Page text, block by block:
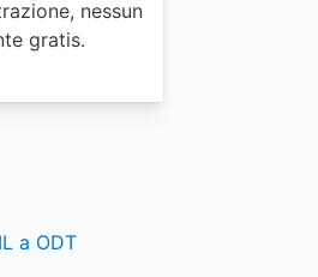
nessun
gratis.
a ODT